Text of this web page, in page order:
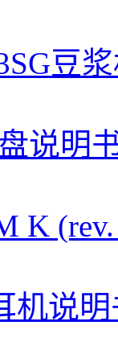
豆
说明
K
机说明